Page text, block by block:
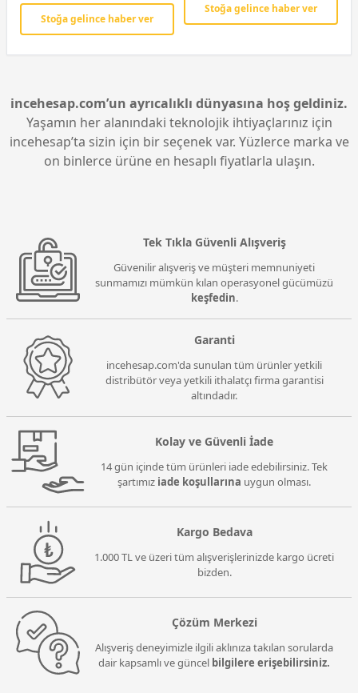
Stoğa gelince haber ver
Stoğa gelince haber ver
incehesap.com’un ayrıcalıklı dünyasına hoş geldiniz.
Yaşamın her alanındaki teknolojik ihtiyaçlarınız için
incehesap’ta sizin için bir seçenek var. Yüzlerce marka ve
on binlerce ürüne en hesaplı fiyatlarla ulaşın.
Tek Tıkla Güvenli Alışveriş
Güvenilir alışveriş ve müşteri memnuniyeti
sunmamızı mümkün kılan operasyonel gücümüzü
keşfedin.
Garanti
incehesap.com'da sunulan tüm ürünler yetkili
distribütör veya yetkili ithalatçı firma garantisi
altındadır.
Kolay ve Güvenli İade
14 gün içinde tüm ürünleri iade edebilirsiniz. Tek
şartımız iade koşullarına uygun olması.
Kargo Bedava
1.000 TL ve üzeri tüm alışverişlerinizde kargo ücreti
bizden.
Çözüm Merkezi
Alışveriş deneyimizle ilgili aklınıza takılan sorularda
dair kapsamlı ve güncel bilgilere erişebilirsiniz.